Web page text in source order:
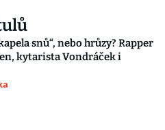
snů“, nebo hrůzy? Rapper
kytarista Vondráček i